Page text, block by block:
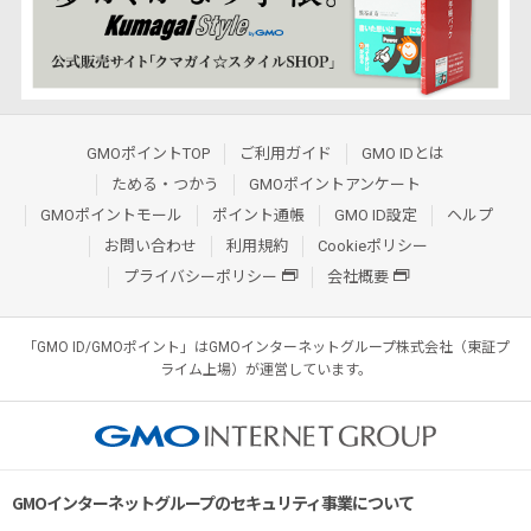
GMOポイントTOP ご利用ガイド
GMO IDとは
ためる・つかう
GMOポイントアンケート
GMOポイントモール
ポイント通帳 GMO ID設定
ヘルプ
お問い合わせ
利用規約
Cookieポリシー
プライバシーポリシー
会社概要
「GMO ID/GMOポイント」はGMOインターネットグループ株式会社（東証プ
ライム上場）が運営しています。
GMOインターネットグループのセキュリティ事業について